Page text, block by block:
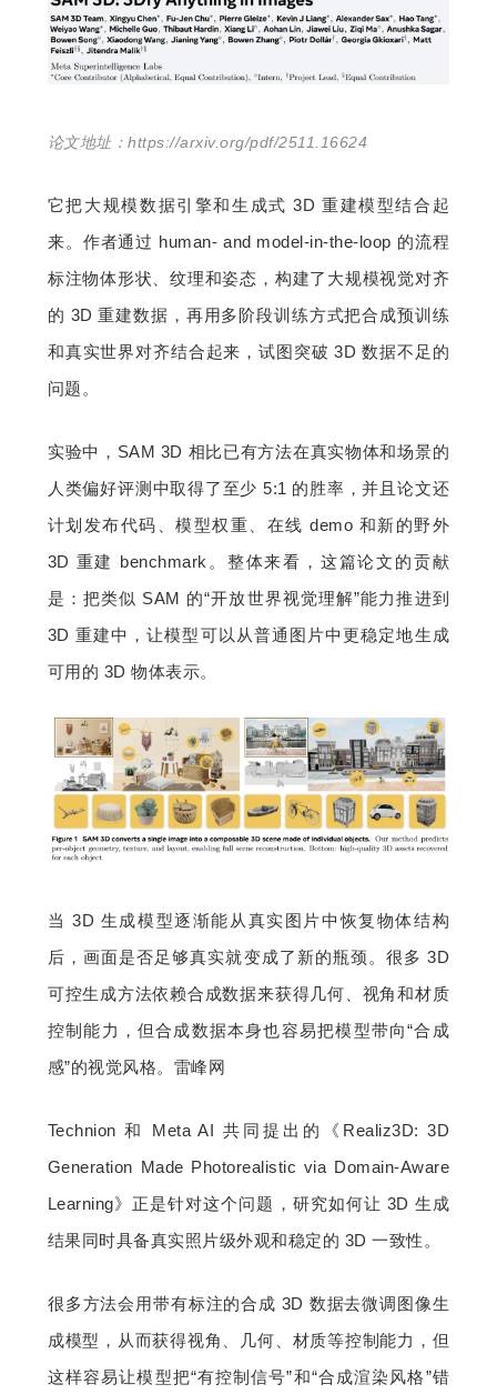
论文地址：https://arxiv.org/pdf/2511.16624
它把大规模数据引擎和生成式 3D 重建模型结合起
来。作者通过 human- and model-in-the-loop 的流程
标注物体形状、纹理和姿态，构建了大规模视觉对齐
的 3D 重建数据，再用多阶段训练方式把合成预训练
和真实世界对齐结合起来，试图突破 3D 数据不足的
问题。
实验中，SAM 3D 相比已有方法在真实物体和场景的
人类偏好评测中取得了至少 5:1 的胜率，并且论文还
计划发布代码、模型权重、在线 demo 和新的野外
3D 重建 benchmark。整体来看，这篇论文的贡献
是：把类似 SAM 的“开放世界视觉理解”能力推进到
3D 重建中，让模型可以从普通图片中更稳定地生成
可用的 3D 物体表示。
当 3D 生成模型逐渐能从真实图片中恢复物体结构
后，画面是否足够真实就变成了新的瓶颈。很多 3D
可控生成方法依赖合成数据来获得几何、视角和材质
控制能力，但合成数据本身也容易把模型带向“合成
感”的视觉风格。雷峰网
Technion 和 Meta AI 共同提出的《Realiz3D: 3D
Generation Made Photorealistic via Domain-Aware
Learning》正是针对这个问题，研究如何让 3D 生成
结果同时具备真实照片级外观和稳定的 3D 一致性。
很多方法会用带有标注的合成 3D 数据去微调图像生
成模型，从而获得视角、几何、材质等控制能力，但
这样容易让模型把“有控制信号”和“合成渲染风格”错